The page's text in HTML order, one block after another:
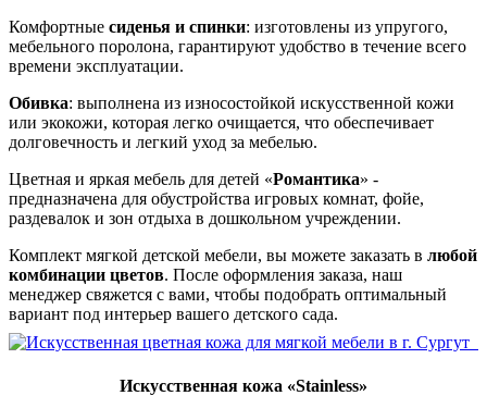
Комфортные сиденья и спинки: изготовлены из упругого,
мебельного поролона, гарантируют удобство в течение всего
времени эксплуатации.
Обивка: выполнена из износостойкой искусственной кожи
или экокожи, которая легко очищается, что обеспечивает
долговечность и легкий уход за мебелью.
Цветная и яркая мебель для детей «Романтика» -
предназначена для обустройства игровых комнат, фойе,
раздевалок и зон отдыха в дошкольном учреждении.
Комплект мягкой детской мебели, вы можете заказать в любой
комбинации цветов. После оформления заказа, наш
менеджер свяжется с вами, чтобы подобрать оптимальный
вариант под интерьер вашего детского сада.
Искусственная кожа «Stainless»